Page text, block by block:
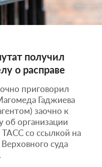
получил
о расправе
приговорил
Гаджиева
заочно к
об организации
со ссылкой на
суда